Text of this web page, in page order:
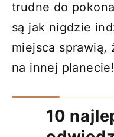
trudne do
są jak nigdzie
miejsca sprawią,
na innej planecie!
10